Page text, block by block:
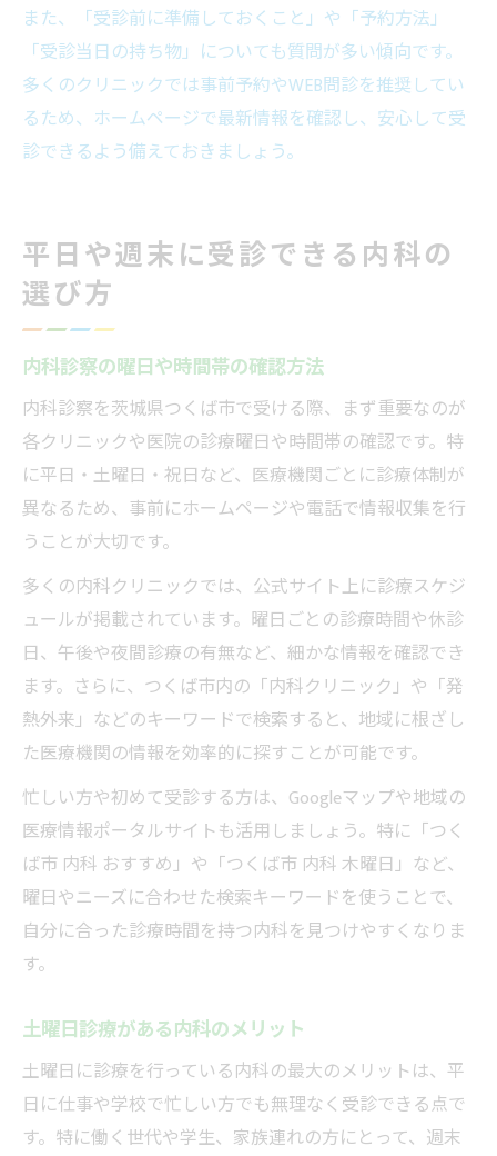
また、「受診前に準備しておくこと」や「予約方法」
「受診当日の持ち物」についても質問が多い傾向です。
多くのクリニックでは事前予約やWEB問診を推奨してい
るため、ホームページで最新情報を確認し、安心して受
診できるよう備えておきましょう。
平日や週末に受診できる内科の
選び方
内科診察の曜日や時間帯の確認方法
内科診察を茨城県つくば市で受ける際、まず重要なのが
各クリニックや医院の診療曜日や時間帯の確認です。特
に平日・土曜日・祝日など、医療機関ごとに診療体制が
異なるため、事前にホームページや電話で情報収集を行
うことが大切です。
多くの内科クリニックでは、公式サイト上に診療スケジ
ュールが掲載されています。曜日ごとの診療時間や休診
日、午後や夜間診療の有無など、細かな情報を確認でき
ます。さらに、つくば市内の「内科クリニック」や「発
熱外来」などのキーワードで検索すると、地域に根ざし
た医療機関の情報を効率的に探すことが可能です。
忙しい方や初めて受診する方は、Googleマップや地域の
医療情報ポータルサイトも活用しましょう。特に「つく
ば市 内科 おすすめ」や「つくば市 内科 木曜日」など、
曜日やニーズに合わせた検索キーワードを使うことで、
自分に合った診療時間を持つ内科を見つけやすくなりま
す。
土曜日診療がある内科のメリット
土曜日に診療を行っている内科の最大のメリットは、平
日に仕事や学校で忙しい方でも無理なく受診できる点で
す。特に働く世代や学生、家族連れの方にとって、週末